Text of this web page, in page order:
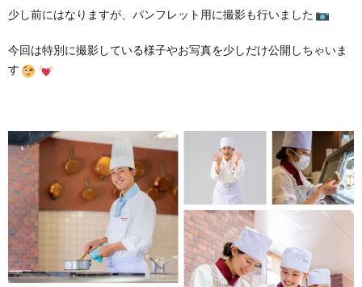
少し前にはなりますが、パンフレット用に撮影も行いました
今回は特別に撮影している様子やお写真を少しだけ公開しちゃいま
す